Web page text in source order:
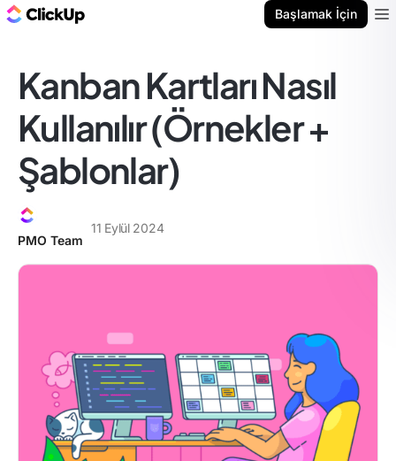
Başlamak İçin
Kanban Kartları Nasıl
Kullanılır (Örnekler +
Şablonlar)
PMO Team
11 Eylül 2024